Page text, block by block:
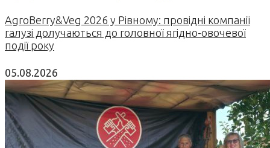
AgroBerry&Veg 2026 у Рівному: провідні компанії
галузі долучаються до головної ягідно-овочевої
події року
05.08.2026